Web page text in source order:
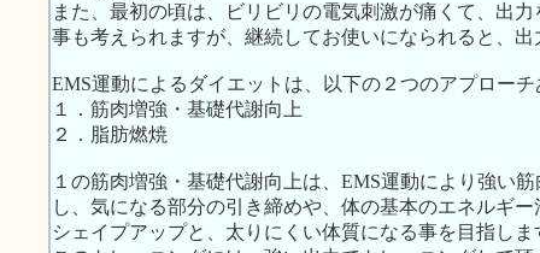
また、最初の頃は、ビリビリの電気刺激が痛くて、出
事も考えられますが、継続してお使いになられると、
EMS運動によるダイエットは、以下の２つのアプロー
１．筋肉増強・基礎代謝向上
２．脂肪燃焼
１の筋肉増強・基礎代謝向上は、EMS運動により強い
し、気になる部分の引き締めや、体の基本のエネルギ
シェイプアップと、太りにくい体質になる事を目指しま